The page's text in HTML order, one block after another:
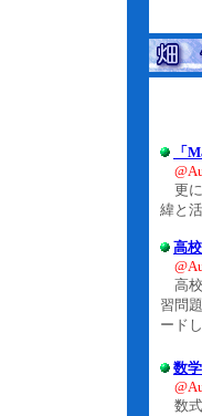
「
更に
緯と
高
高校
習問
ード
数
数式